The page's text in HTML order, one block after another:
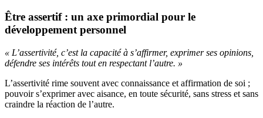
Être assertif : un axe primordial pour le
développement personnel
« L’assertivité, c’est la capacité à s’affirmer, exprimer ses opinions,
défendre ses intérêts tout en respectant l’autre. »
L’assertivité rime souvent avec connaissance et affirmation de soi ;
pouvoir s’exprimer avec aisance, en toute sécurité, sans stress et sans
craindre la réaction de l’autre.